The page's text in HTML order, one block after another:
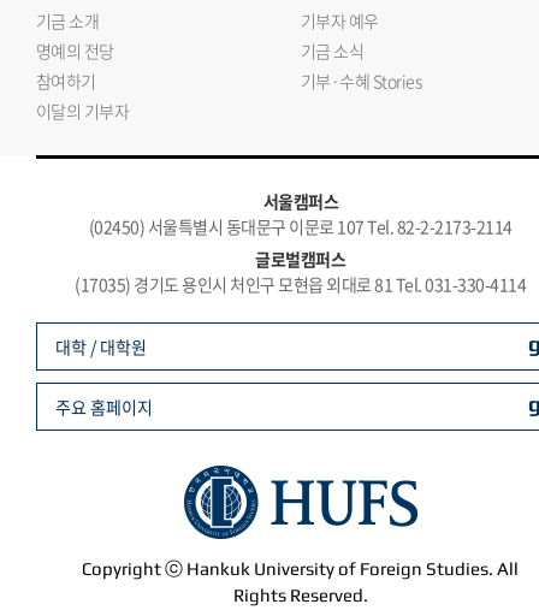
기금 소개
기부자 예우
명예의 전당
기금 소식
참여하기
기부·수혜 Stories
이달의 기부자
서울캠퍼스
(02450) 서울특별시 동대문구 이문로 107 Tel. 82-2-2173-2114
글로벌캠퍼스
(17035) 경기도 용인시 처인구 모현읍 외대로 81 Tel. 031-330-4114
Copyright ⓒ Hankuk University of Foreign Studies. All
Rights Reserved.
대학 / 대학원
주요 홈페이지